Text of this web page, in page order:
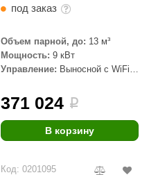
под заказ
Объем парной, до: 13 м³
Мощность: 9 кВт
Управление: Выносной с WiFi
371 024 i
В корзину
Код: 0201095